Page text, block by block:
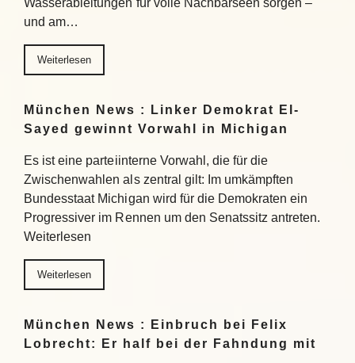
Wasserableitungen für volle Nachbarseen sorgen –
und am…
Weiterlesen
München News : Linker Demokrat El-
Sayed gewinnt Vorwahl in Michigan
Es ist eine parteiinterne Vorwahl, die für die
Zwischenwahlen als zentral gilt: Im umkämpften
Bundesstaat Michigan wird für die Demokraten ein
Progressiver im Rennen um den Senatssitz antreten.
Weiterlesen
Weiterlesen
München News : Einbruch bei Felix
Lobrecht: Er half bei der Fahndung mit